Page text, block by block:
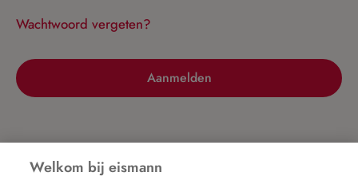
Wachtwoord vergeten?
Aanmelden
Nog geen account?
Welkom bij eismann